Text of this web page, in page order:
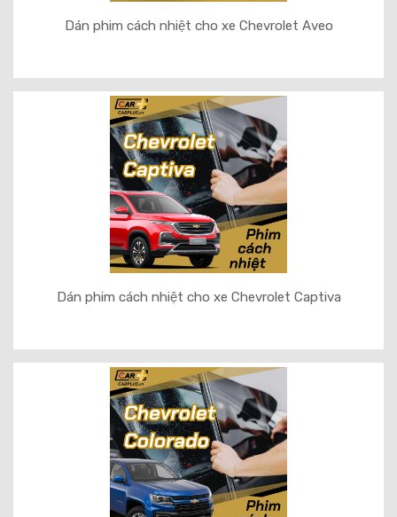
Dán phim cách nhiệt cho xe Chevrolet Aveo
Dán phim cách nhiệt cho xe Chevrolet Captiva